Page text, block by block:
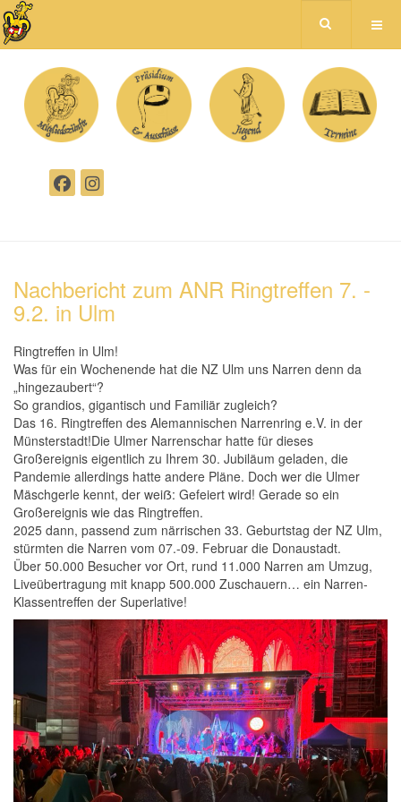
Nachbericht zum ANR Ringtreffen 7. -
9.2. in Ulm
Ringtreffen in Ulm!
Was für ein Wochenende hat die NZ Ulm uns Narren denn da
„hingezaubert“?
So grandios, gigantisch und Familiär zugleich?
Das 16. Ringtreffen des Alemannischen Narrenring e.V. in der
Münsterstadt!Die Ulmer Narrenschar hatte für dieses
Großereignis eigentlich zu Ihrem 30. Jubiläum geladen, die
Pandemie allerdings hatte andere Pläne. Doch wer die Ulmer
Mäschgerle kennt, der weiẞ: Gefeiert wird! Gerade so ein
Großereignis wie das Ringtreffen.
2025 dann, passend zum närrischen 33. Geburtstag der NZ Ulm,
stürmten die Narren vom 07.-09. Februar die Donaustadt.
Über 50.000 Besucher vor Ort, rund 11.000 Narren am Umzug,
Liveübertragung mit knapp 500.000 Zuschauern… ein Narren-
Klassentreffen der Superlative!